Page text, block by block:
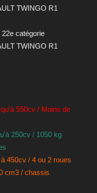
TWINGO R1
catégorie
TWINGO R1
550cv / Moins de
250cv / 1050 kg
450cv / 4 ou 2 roues
cm3 / chassis